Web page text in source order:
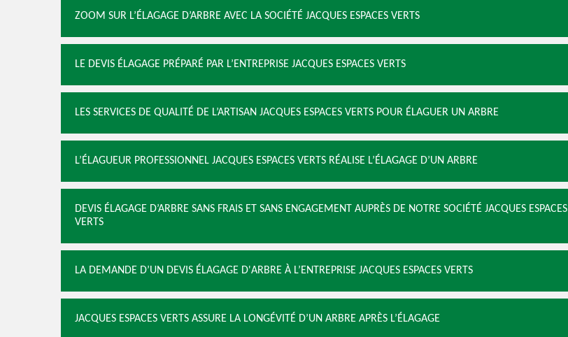
ZOOM SUR L’ÉLAGAGE D’ARBRE AVEC LA SOCIÉTÉ JACQUES ESPACES VERTS
LE DEVIS ÉLAGAGE PRÉPARÉ PAR L’ENTREPRISE JACQUES ESPACES VERTS
LES SERVICES DE QUALITÉ DE L’ARTISAN JACQUES ESPACES VERTS POUR ÉLAGUER UN ARBRE
L’ÉLAGUEUR PROFESSIONNEL JACQUES ESPACES VERTS RÉALISE L’ÉLAGAGE D’UN ARBRE
DEVIS ÉLAGAGE D’ARBRE SANS FRAIS ET SANS ENGAGEMENT AUPRÈS DE NOTRE SOCIÉTÉ JACQUES ESPACES
VERTS
LA DEMANDE D’UN DEVIS ÉLAGAGE D'ARBRE À L’ENTREPRISE JACQUES ESPACES VERTS
JACQUES ESPACES VERTS ASSURE LA LONGÉVITÉ D’UN ARBRE APRÈS L’ÉLAGAGE